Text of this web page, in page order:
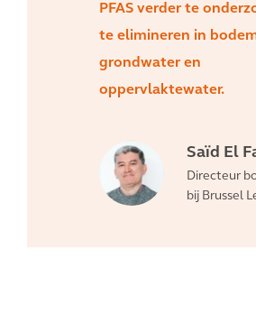
PFAS verder te
te elimineren in
grondwater en
oppervlaktewater.
Saïd El
Directeur
bij Brussel